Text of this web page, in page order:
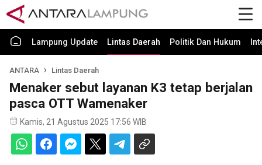
Lampung Update Lintas Daerah Politik Dan Hukum
ANTARA Lintas Daerah
Menaker sebut layanan K3 tetap berjalan
pasca OTT Wamenaker
Kamis, 21 Agustus 2025 17:56 WIB